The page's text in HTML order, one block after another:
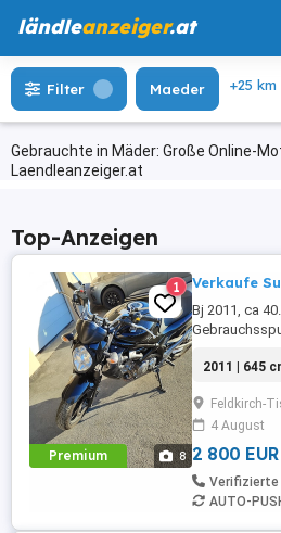
ländleanzeiger.at
Gebrauchte in Mäder: Große Online-
Laendleanzeiger.at
Filter Maeder
Top-Anzeigen
Premium 8
1 Verkaufe
Bj 2011, ca
2011 | 645
Feldkirch-
4 August
2 800 EUR
Verifizierte
AUTO-